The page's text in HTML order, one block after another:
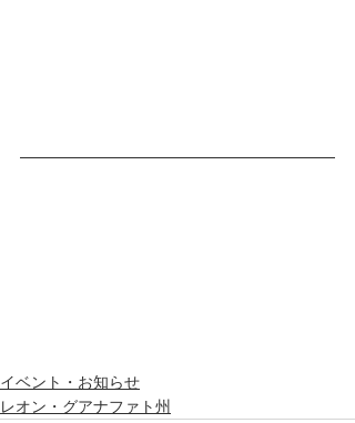
イベント・お知らせ
レオン・グアナファト州